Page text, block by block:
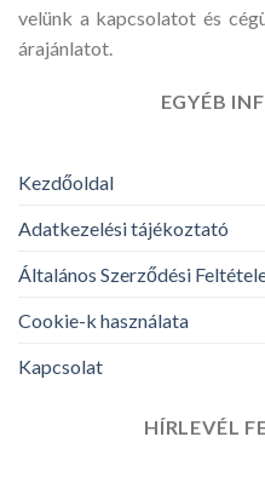
velünk a kapcsolatot és
árajánlatot.
EGYÉB
Kezdőoldal
Adatkezelési tájékoztató
Általános Szerződési
Cookie-k használata
Kapcsolat
HÍRLEVÉL